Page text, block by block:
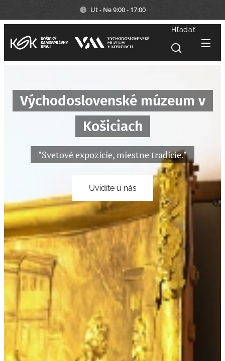
Ut - Ne 9:00 - 17:00
Hľadať
Východoslovenské múzeum v
Košiciach
"Svetové expozície, miestne tradície."
Uvidíte u nás